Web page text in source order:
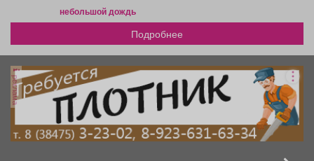
небольшой дождь
Подробнее
реклама